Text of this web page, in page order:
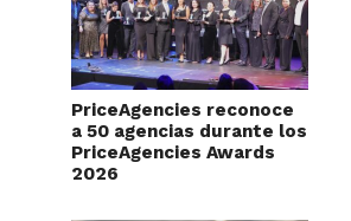
PriceAgencies reconoce
a 50 agencias durante los
PriceAgencies Awards
2026